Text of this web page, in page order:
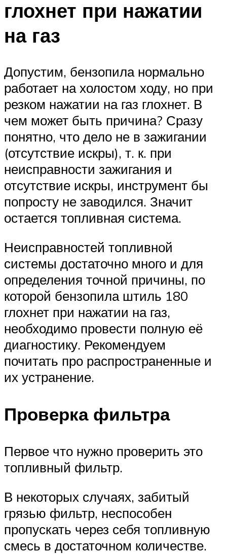
глохнет при нажатии
на газ
Допустим, бензопила нормально
работает на холостом ходу, но при
резком нажатии на газ глохнет. В
чем может быть причина? Сразу
понятно, что дело не в зажигании
(отсутствие искры), т. к. при
неисправности зажигания и
отсутствие искры, инструмент бы
попросту не заводился. Значит
остается топливная система.
Неисправностей топливной
системы достаточно много и для
определения точной причины, по
которой бензопила штиль 180
глохнет при нажатии на газ,
необходимо провести полную её
диагностику. Рекомендуем
почитать про распространенные и
их устранение.
Проверка фильтра
Первое что нужно проверить это
топливный фильтр.
В некоторых случаях, забитый
грязью фильтр, неспособен
пропускать через себя топливную
смесь в достаточном количестве.